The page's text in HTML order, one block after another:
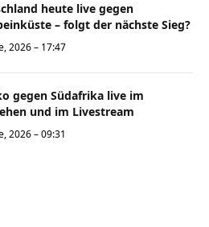
heute live gegen
– folgt der nächste Sieg?
2026 – 17:47
gegen Südafrika live im
und im Livestream
2026 – 09:31